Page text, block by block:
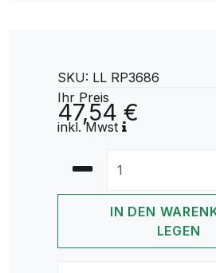
SKU: LL RP3686
Ihr Preis
47,54 €
inkl. Mwst
IN DEN
LEGEN